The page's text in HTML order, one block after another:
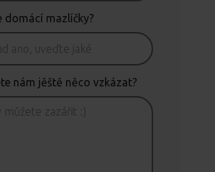
domácí mazlíčky?
nám jěště něco vzkázat?